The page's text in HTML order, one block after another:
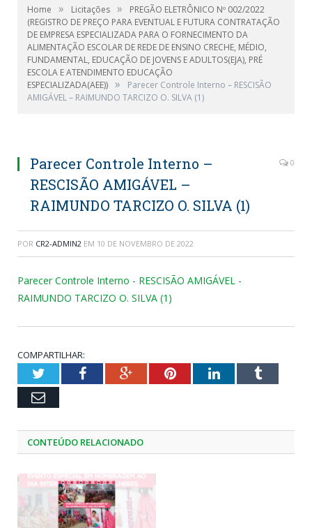
Home » Licitações »
PREGÃO ELETRÔNICO Nº 002/2022
(REGISTRO DE PREÇO PARA EVENTUAL E FUTURA CONTRATAÇÃO
DE EMPRESA ESPECIALIZADA PARA O FORNECIMENTO DA
ALIMENTAÇÃO ESCOLAR DE REDE DE ENSINO CRECHE, MÉDIO,
FUNDAMENTAL, EDUCAÇÃO DE JOVENS E ADULTOS(EJA), PRÉ
ESCOLA E ATENDIMENTO EDUCAÇÃO
ESPECIALIZADA(AEE)) »
Parecer Controle Interno – RESCISÃO
AMIGÁVEL – RAIMUNDO TARCIZO O. SILVA (1)
Parecer Controle Interno –
RESCISÃO AMIGÁVEL –
RAIMUNDO TARCIZO O. SILVA (1)
0
POR CR2-ADMIN2 EM 10 DE NOVEMBRO DE 2022
Parecer Controle Interno - RESCISÃO AMIGÁVEL -
RAIMUNDO TARCIZO O. SILVA (1)
COMPARTILHAR:
TwitterFacebookGoogle+PinterestLinkedInTumblr
Email
CONTEÚDO RELACIONADO